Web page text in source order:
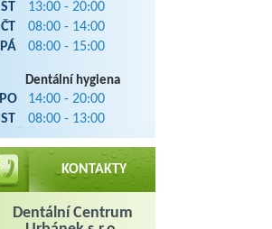
ST
13:00 - 20:00
ČT
08:00 - 14:00
PÁ
08:00 - 15:00
Dentální hygiena
PO
14:00 - 20:00
ST
08:00 - 13:00
KONTAKTY
Dentální Centrum